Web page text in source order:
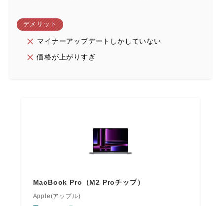
デメリット
マイナーアップデートしかしていない
価格が上がりすぎ
MacBook Pro（M2 Proチップ）
Apple(アップル)